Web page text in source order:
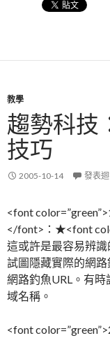
教學
趨勢科技
技巧
2005-10-14 發表
<font
</font>：★<font
這或許是最容易辨
試圖隱藏實際的網
網路釣魚URL。有
域名稱。
<font